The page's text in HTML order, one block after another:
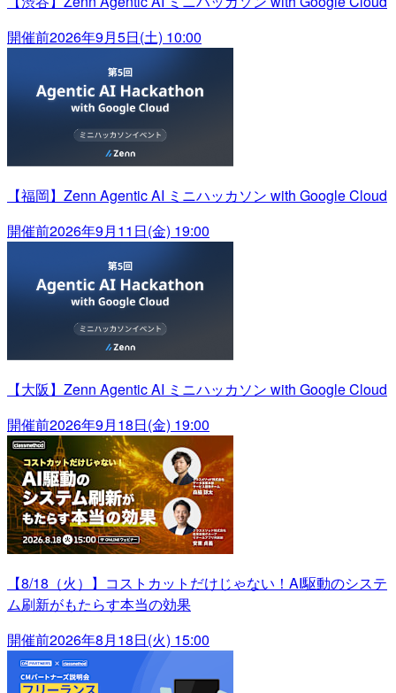
開催前2026年9月5日(土) 10:00
【福岡】Zenn Agentic AI ミニハッカソン with Google Cloud
開催前2026年9月11日(金) 19:00
【大阪】Zenn Agentic AI ミニハッカソン with Google Cloud
開催前2026年9月18日(金) 19:00
【8/18（火）】コストカットだけじゃない！AI駆動のシステ
ム刷新がもたらす本当の効果
開催前2026年8月18日(火) 15:00